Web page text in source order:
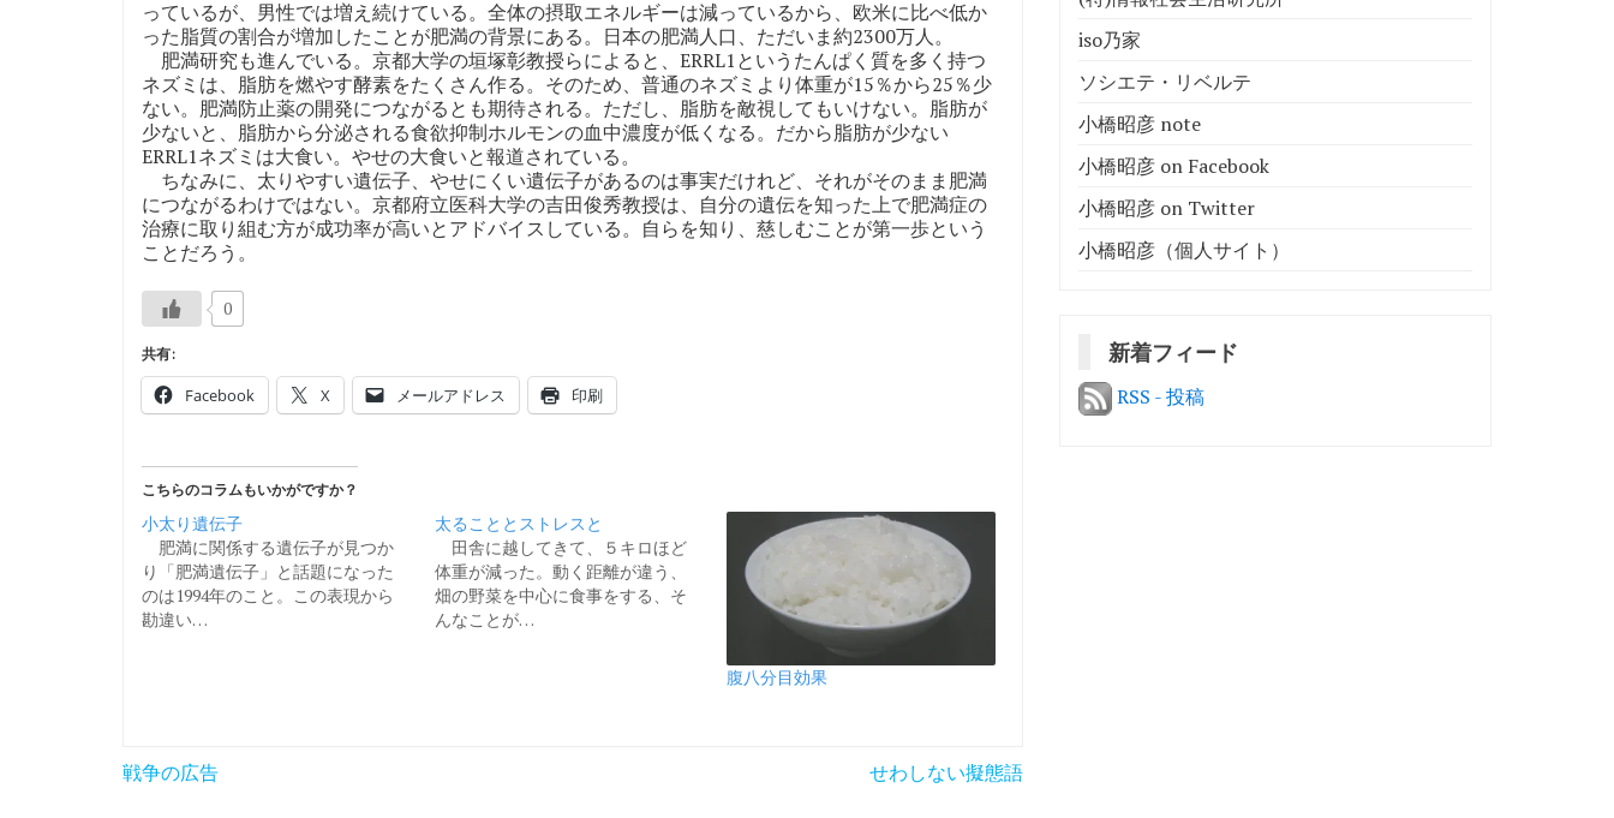
っているが、男性では増え続けている。全体の摂取エネルギーは減っているから、欧米に比べ低か
った脂質の割合が増加したことが肥満の背景にある。日本の肥満人口、ただいま約2300万人。
肥満研究も進んでいる。京都大学の垣塚彰教授らによると、ERRL1というたんぱく質を多く持つ
ネズミは、脂肪を燃やす酵素をたくさん作る。そのため、普通のネズミより体重が15％から25％少
ない。肥満防止薬の開発につながるとも期待される。ただし、脂肪を敵視してもいけない。脂肪が
少ないと、脂肪から分泌される食欲抑制ホルモンの血中濃度が低くなる。だから脂肪が少ない
ERRL1ネズミは大食い。やせの大食いと報道されている。
ちなみに、太りやすい遺伝子、やせにくい遺伝子があるのは事実だけれど、それがそのまま肥満
につながるわけではない。京都府立医科大学の吉田俊秀教授は、自分の遺伝を知った上で肥満症の
治療に取り組む方が成功率が高いとアドバイスしている。自らを知り、慈しむことが第一歩という
ことだろう。
0
共有:
Facebook X メールアドレス 印刷
こちらのコラムもいかがですか？
小太り遺伝子
肥満に関係する遺伝子が見つか
り「肥満遺伝子」と話題になった
のは1994年のこと。この表現から
勘違い…
太ることとストレスと
田舎に越してきて、５キロほど
体重が減った。動く距離が違う、
畑の野菜を中心に食事をする、そ
んなことが…
腹八分目効果
投
戦争の広告 せわしない擬態語
iso乃家
ソシエテ・リベルテ
小橋昭彦 note
小橋昭彦 on Facebook
小橋昭彦 on Twitter
小橋昭彦（個人サイト）
新着フィード
RSS - 投稿